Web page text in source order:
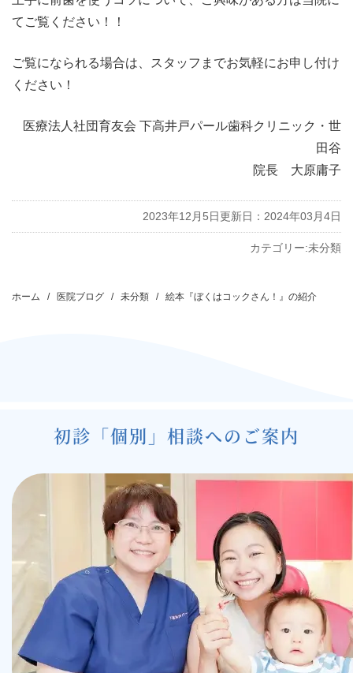
てご覧ください！！
ご覧になられる場合は、スタッフまでお気軽にお申し付け
ください！
医療法人社団育友会 下高井戸パール歯科クリニック・世
田谷
院長 大原庸子
2023年12月5日更新日：2024年03月4日
カテゴリー:未分類
稿
ホーム 医院ブログ 未分類 絵本『ぼくはコックさん！』の紹介
初診「個別」相談へのご案内